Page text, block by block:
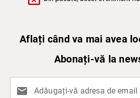
Aflați când va mai avea
Abonați-vă la
mail Adăugați-vă adresa de email